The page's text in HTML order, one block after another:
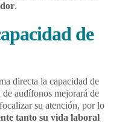
.
de
directa la capacidad de
audífonos mejorará de
su atención, por lo
tanto su vida laboral